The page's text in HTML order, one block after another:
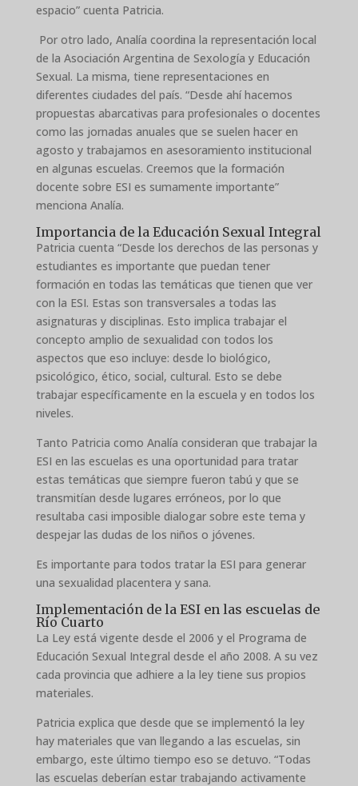
espacio” cuenta Patricia.
Por otro lado, Analía coordina la representación local
de la Asociación Argentina de Sexología y Educación
Sexual. La misma, tiene representaciones en
diferentes ciudades del país. “Desde ahí hacemos
propuestas abarcativas para profesionales o docentes
como las jornadas anuales que se suelen hacer en
agosto y trabajamos en asesoramiento institucional
en algunas escuelas. Creemos que la formación
docente sobre ESI es sumamente importante”
menciona Analía.
Importancia de la Educación Sexual Integral
Patricia cuenta “Desde los derechos de las personas y
estudiantes es importante que puedan tener
formación en todas las temáticas que tienen que ver
con la ESI. Estas son transversales a todas las
asignaturas y disciplinas. Esto implica trabajar el
concepto amplio de sexualidad con todos los
aspectos que eso incluye: desde lo biológico,
psicológico, ético, social, cultural. Esto se debe
trabajar específicamente en la escuela y en todos los
niveles.
Tanto Patricia como Analía consideran que trabajar la
ESI en las escuelas es una oportunidad para tratar
estas temáticas que siempre fueron tabú y que se
transmitían desde lugares erróneos, por lo que
resultaba casi imposible dialogar sobre este tema y
despejar las dudas de los niños o jóvenes.
Es importante para todos tratar la ESI para generar
una sexualidad placentera y sana.
Implementación de la ESI en las escuelas de
Río Cuarto
La Ley está vigente desde el 2006 y el Programa de
Educación Sexual Integral desde el año 2008. A su vez
cada provincia que adhiere a la ley tiene sus propios
materiales.
Patricia explica que desde que se implementó la ley
hay materiales que van llegando a las escuelas, sin
embargo, este último tiempo eso se detuvo. “Todas
las escuelas deberían estar trabajando activamente